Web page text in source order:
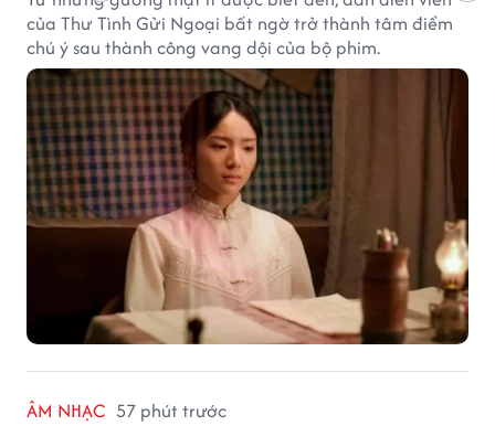
của Thư Tình Gửi Ngoại bất ngờ trở thành tâm điểm
chú ý sau thành công vang dội của bộ phim.
ÂM NHẠC 57 phút trước